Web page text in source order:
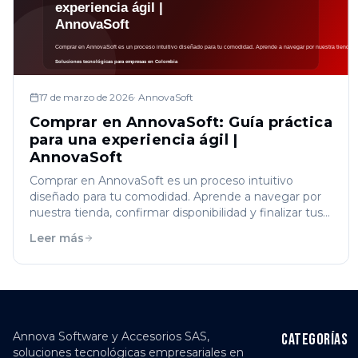
17 de marzo de 2026· AnnovaSoft
Comprar en AnnovaSoft: Guía práctica
para una experiencia ágil |
AnnovaSoft
Comprar en AnnovaSoft es un proceso intuitivo
diseñado para tu comodidad. Aprende a navegar por
nuestra tienda, confirmar disponibilidad y finalizar tus
Leer más
Annova Software y Accesorios SAS,
soluciones tecnológicas empresariales en
Categorías